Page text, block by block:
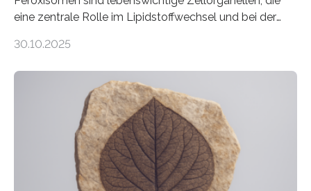
eine zentrale Rolle im Lipidstoffwechsel und bei der
erfüllen können, müssen zahlreiche Enzyme präzise in
der Ruhr-Universität Bochum um Prof. Dr. Ralf Erdmann
und Dr. Ismaila Francis Yusuf hat nun einen bislang
unbekannten Qualitätskontrollmechanismus des
peroxisomalen Proteintransports in der Bäckerhefe
Saccharomyces cerevisiae entdeckt, der für die
Funktionsfähigkeit der Organellen entscheidend ist. Die
Studie wurde am 28. Oktober 2025 in der
30.10.2025